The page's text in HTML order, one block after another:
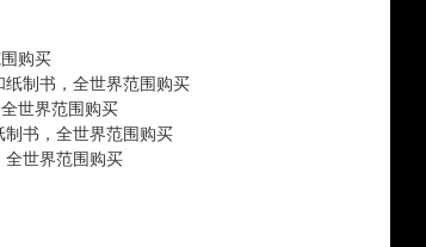
购买
制书，全世界范围购买
世界范围购买
书，全世界范围购买
世界范围购买